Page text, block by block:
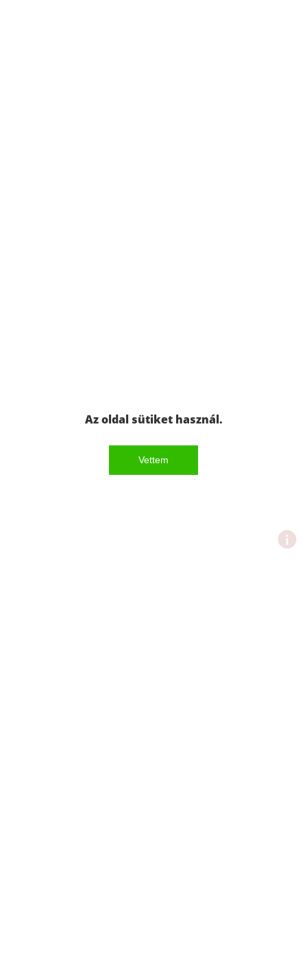
Az oldal sütiket használ.
Vettem